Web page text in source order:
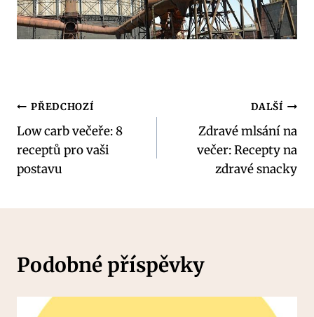
Navigace
pro
příspěvek
PŘEDCHOZÍ
Low carb večeře: 8
receptů pro vaši
postavu
DALŠÍ
Zdravé mlsání na
večer: Recepty na
zdravé snacky
Podobné příspěvky